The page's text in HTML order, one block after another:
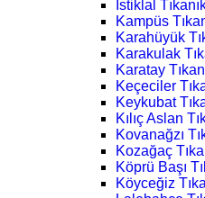
İstiklal
Kampüs
Karahüyük
Karakulak
Karatay
Keçeciler
Keykubat
Kılıç Aslan
Kovanağzı
Kozağaç
Köprü Başı
Köyceğiz